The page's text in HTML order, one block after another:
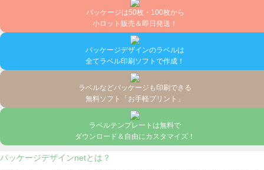
パッケージは50枚・100枚から
小ロット販売＆即日発送！
パッケージデザインのラベルは
全てラベル印刷ソフトで作成！
ラベルなどパッケージも印刷できる
無料ソフト「お手軽プリント」
ラベルテンプレートは無料で
ダウンロード＆自由にカスタマイズ！
パッケージデザインnetとは？